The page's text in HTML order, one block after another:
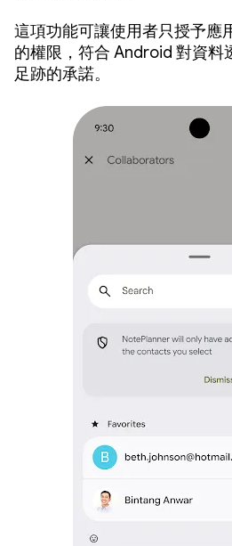
這項功能可讓使用者只授予應
的權限，符合 Android 對資料
足跡的承諾。